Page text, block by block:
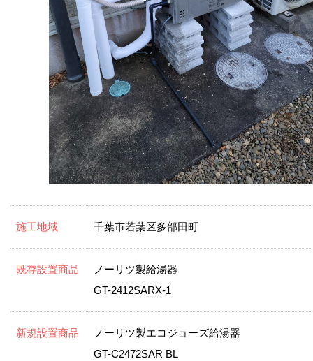
施工地域 千葉市若葉区多部田町
既存設置商品
ノーリツ製給湯器
GT-2412SARX-1
新規設置商品
ノーリツ製エコジョーズ給湯器
GT-C2472SAR BL